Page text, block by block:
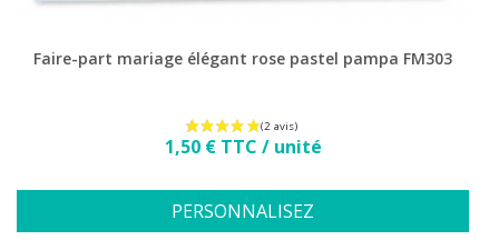
Faire-part mariage élégant rose pastel pampa FM303
Prix
1,50 € TTC / unité
PERSONNALISEZ